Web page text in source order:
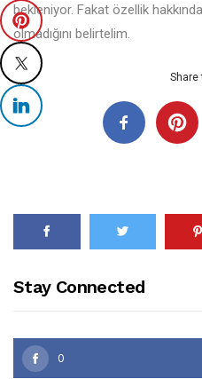
bekleniyor. Fakat özellik
olmadığını belirtelim.
Share
Stay Connected
0